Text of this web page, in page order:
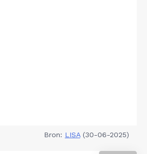
Bron: LISA(30-06-2025)